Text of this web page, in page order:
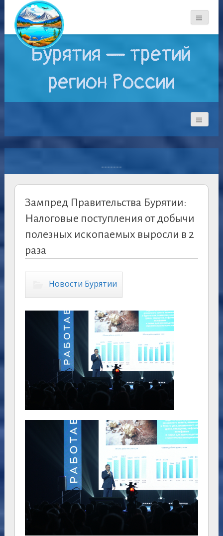
Бурятия — третий
регион России
-------
Зампред Правительства Бурятии:
Налоговые поступления от добычи
полезных ископаемых выросли в 2
раза
Новости Бурятии